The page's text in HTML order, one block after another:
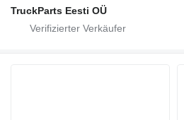
TruckParts Eesti OÜ